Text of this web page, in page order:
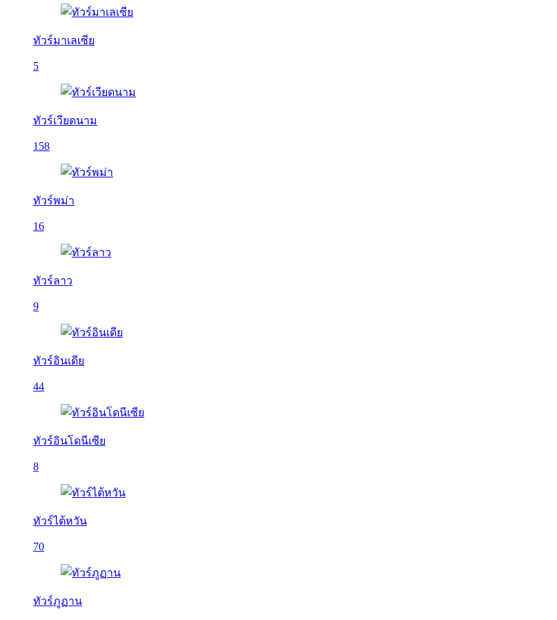
ทัวร์มาเลเซีย
5
ทัวร์เวียดนาม
158
ทัวร์พม่า
16
ทัวร์ลาว
9
ทัวร์อินเดีย
44
ทัวร์อินโดนีเซีย
8
ทัวร์ไต้หวัน
70
ทัวร์ภูฏาน